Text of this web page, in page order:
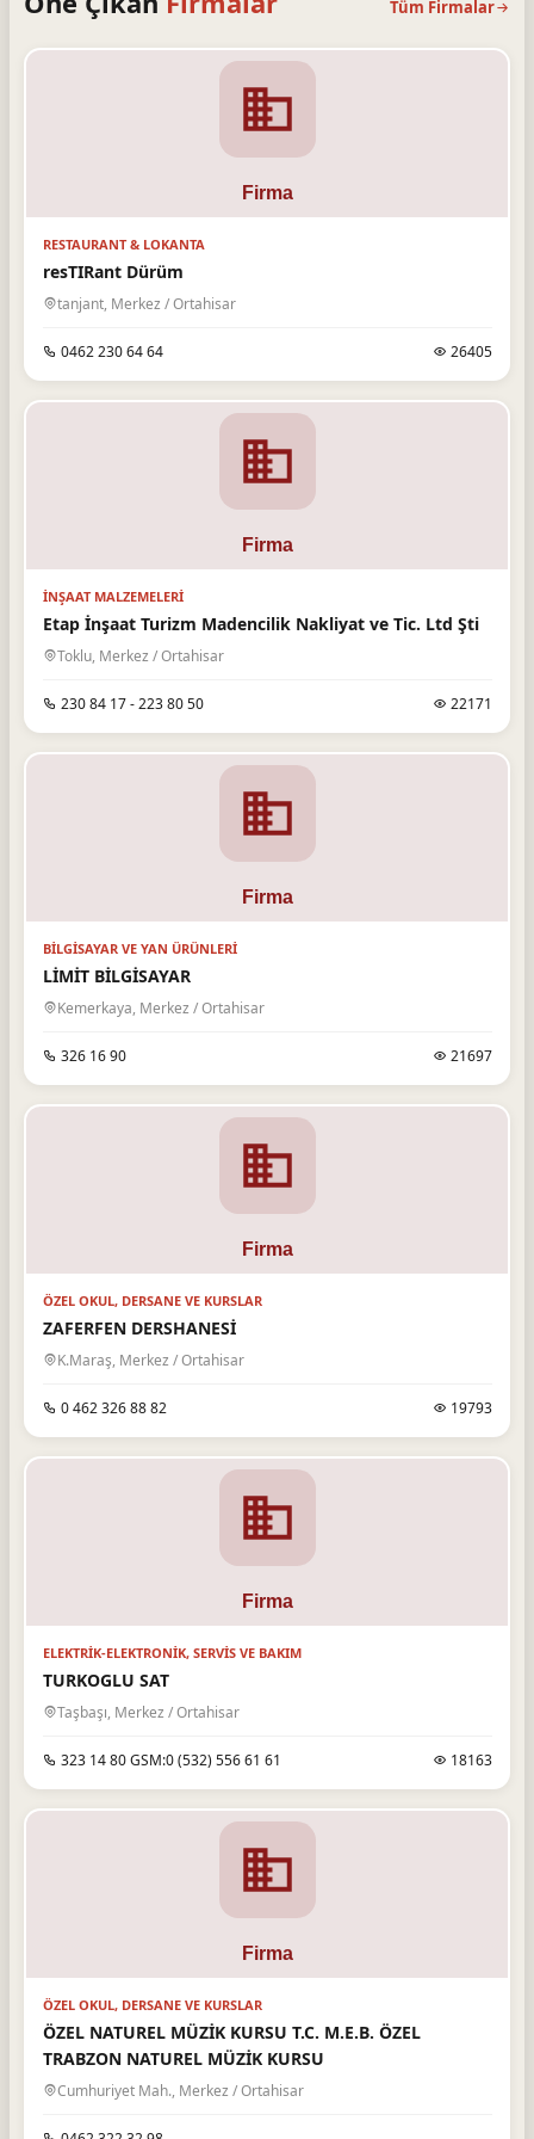
Tüm Firmalar
RESTAURANT & LOKANTA
resTIRant Dürüm
tanjant, Merkez / Ortahisar
0462 230 64 64 26405
İNŞAAT MALZEMELERI
Etap İnşaat Turizm Madencilik Nakliyat ve Tic. Ltd Şti
Toklu, Merkez / Ortahisar
230 84 17 - 223 80 50 22171
BILGISAYAR VE YAN ÜRÜNLERI
LİMİT BİLGİSAYAR
Kemerkaya, Merkez / Ortahisar
326 16 90 21697
ÖZEL OKUL, DERSANE VE KURSLAR
ZAFERFEN DERSHANESİ
K.Maraş, Merkez / Ortahisar
0 462 326 88 82 19793
ELEKTRIK-ELEKTRONIK, SERVIS VE BAKIM
TURKOGLU SAT
Taşbaşı, Merkez / Ortahisar
323 14 80 GSM:0 (532) 556 61 61 18163
ÖZEL OKUL, DERSANE VE KURSLAR
ÖZEL NATUREL MÜZİK KURSU T.C. M.E.B. ÖZEL
TRABZON NATUREL MÜZİK KURSU
Cumhuriyet Mah., Merkez / Ortahisar